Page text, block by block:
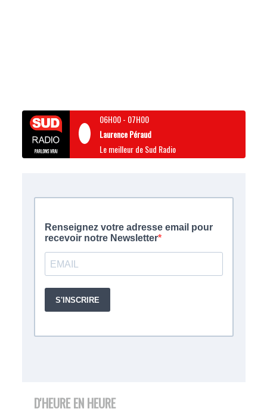
06H00- 07H00
Laurence Péraud
Le meilleur de Sud Radio
D'HEURE EN HEURE